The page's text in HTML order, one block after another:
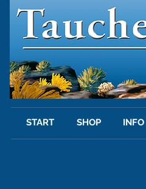
START SHOP INFO